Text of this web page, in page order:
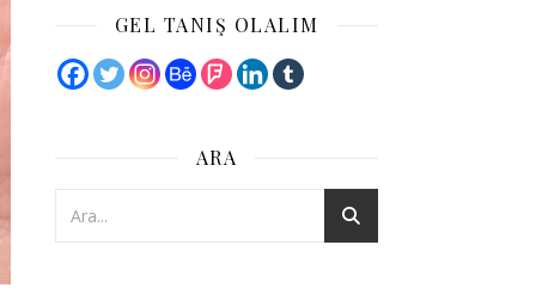
GEL TANIŞ OLALIM
ARA